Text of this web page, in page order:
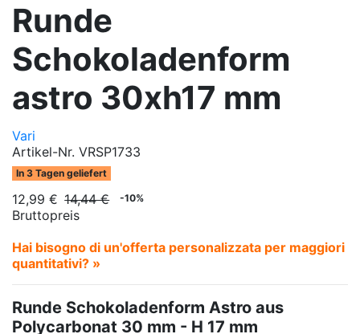
Runde
Schokoladenform
astro 30xh17 mm
Vari
Artikel-Nr. VRSP1733
In 3 Tagen geliefert
12,99 € 14,44 € -10%
Bruttopreis
Hai bisogno di un'offerta personalizzata per maggiori
quantitativi? »
Runde Schokoladenform Astro aus
Polycarbonat 30 mm - H 17 mm